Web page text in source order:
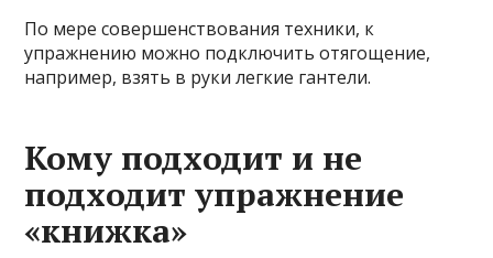
По мере совершенствования техники, к
упражнению можно подключить отягощение,
например, взять в руки легкие гантели.
Кому подходит и не
подходит упражнение
«книжка»